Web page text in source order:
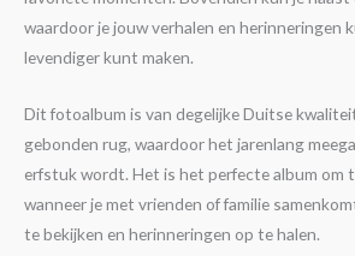
waardoor je jouw verhalen en herinneringen
levendiger kunt maken.
Dit fotoalbum is van degelijke Duitse
gebonden rug, waardoor het jarenlang
erfstuk wordt. Het is het perfecte album om
wanneer je met vrienden of familie
te bekijken en herinneringen op te halen.